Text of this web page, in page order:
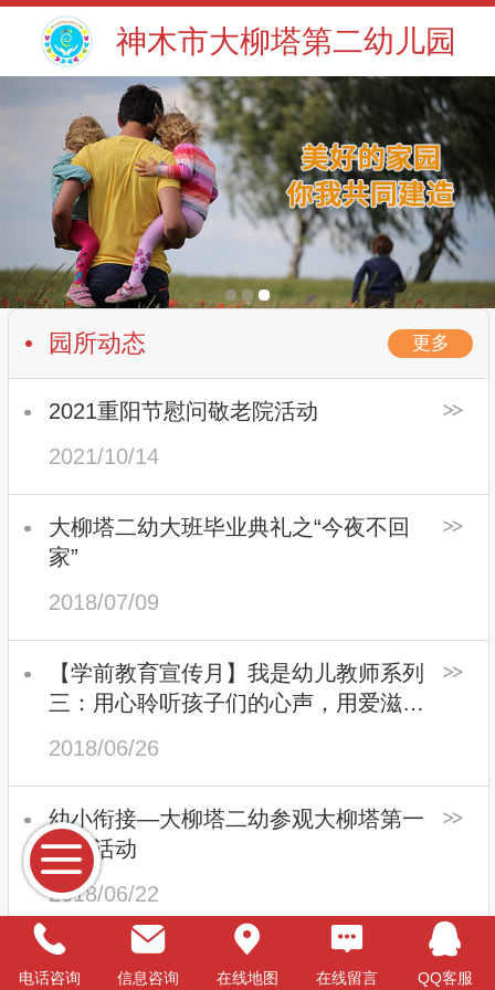
神木市大柳塔第二幼儿园
园所动态 更多
2021重阳节慰问敬老院活动
2021/10/14
大柳塔二幼大班毕业典礼之“今夜不回
家”
2018/07/09
【学前教育宣传月】我是幼儿教师系列
三：用心聆听孩子们的心声，用爱滋润
2018/06/26
幼小衔接—大柳塔二幼参观大柳塔第一
小学活动
2018/06/22
我是幼儿园教师——神木市学前教育第
电话咨询 信息咨询 在线地图 在线留言 QQ客服